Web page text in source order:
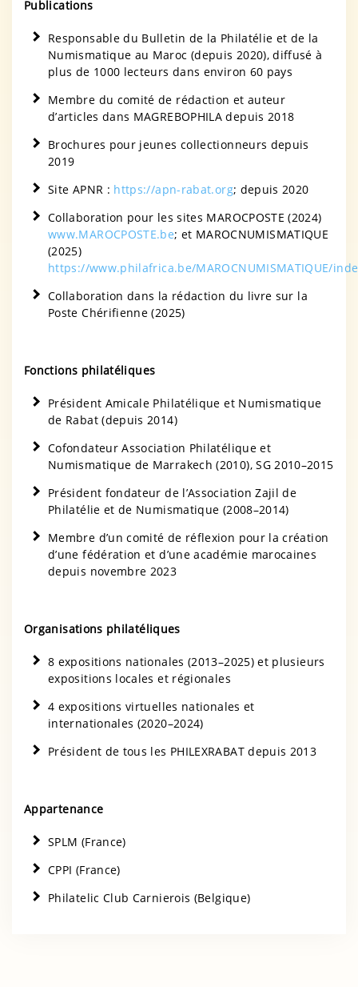
Publications
Responsable du Bulletin de la Philatélie et de la
Numismatique au Maroc (depuis 2020), diffusé à
plus de 1000 lecteurs dans environ 60 pays
Membre du comité de rédaction et auteur
d’articles dans MAGREBOPHILA depuis 2018
Brochures pour jeunes collectionneurs depuis
2019
Site APNR : https://apn-rabat.org; depuis 2020
Collaboration pour les sites MAROCPOSTE (2024)
www.MAROCPOSTE.be; et MAROCNUMISMATIQUE
(2025)
https://www.philafrica.be/MAROCNUMISMATIQUE/
Collaboration dans la rédaction du livre sur la
Poste Chérifienne (2025)
Fonctions philatéliques
Président Amicale Philatélique et Numismatique
de Rabat (depuis 2014)
Cofondateur Association Philatélique et
Numismatique de Marrakech (2010), SG 2010–2015
Président fondateur de l’Association Zajil de
Philatélie et de Numismatique (2008–2014)
Membre d’un comité de réflexion pour la création
d’une fédération et d’une académie marocaines
depuis novembre 2023
Organisations philatéliques
8 expositions nationales (2013–2025) et plusieurs
expositions locales et régionales
4 expositions virtuelles nationales et
internationales (2020–2024)
Président de tous les PHILEXRABAT depuis 2013
Appartenance
SPLM (France)
CPPI (France)
Philatelic Club Carnierois (Belgique)